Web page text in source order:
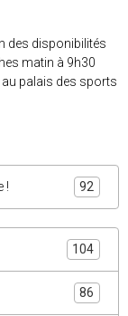
des disponibilités
matin à 9h30
palais des sports
! 92
104
86